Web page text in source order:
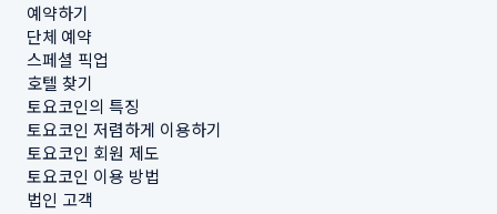
예약하기
단체 예약
스페셜 픽업
호텔 찾기
토요코인의 특징
토요코인 저렴하게 이용하기
토요코인 회원 제도
토요코인 이용 방법
법인 고객